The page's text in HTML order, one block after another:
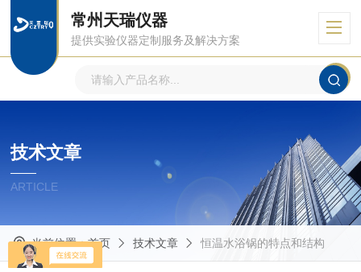
常州天瑞仪器
提供实验仪器定制服务及解决方案
技术文章
ARTICLE
当前位置：首页 技术文章 恒温水浴锅的特点和结构